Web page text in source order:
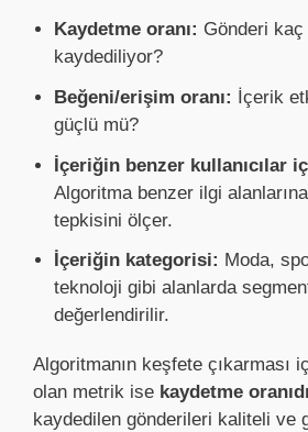
Kaydetme oranı: Gönderi kaç
kaydediliyor?
Beğeni/erişim oranı: İçerik
güçlü mü?
İçeriğin benzer kullanıcılar
Algoritma benzer ilgi
tepkisini ölçer.
İçeriğin kategorisi: Moda,
teknoloji gibi alanlarda
değerlendirilir.
Algoritmanın keşfete çıkarması
olan metrik ise kaydetme
kaydedilen gönderileri kaliteli ve